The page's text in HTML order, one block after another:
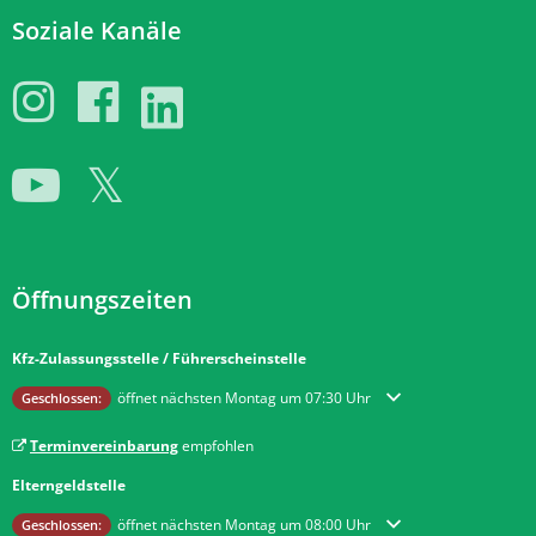
Soziale Kanäle
Öffnungszeiten
Kfz-Zulassungsstelle / Führerscheinstelle
Klicken, um weitere Öffnungs- oder Schließzeiten auszublenden
Geschlossen: öffnet nächsten Montag um 07:30 Uhr
Terminvereinbarungempfohlen
Elterngeldstelle
Klicken, um weitere Öffnungs- oder Schließzeiten auszublenden
Geschlossen: öffnet nächsten Montag um 08:00 Uhr